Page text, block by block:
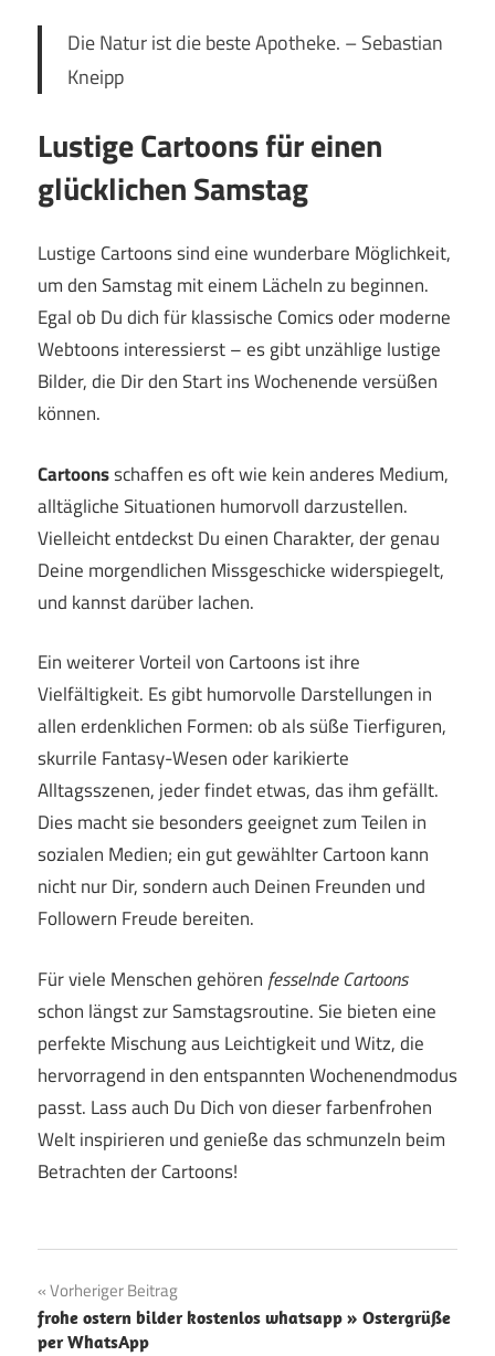
Die Natur ist die beste Apotheke. – Sebastian
Kneipp
Lustige Cartoons für einen
glücklichen Samstag
Lustige Cartoons sind eine wunderbare Möglichkeit,
um den Samstag mit einem Lächeln zu beginnen.
Egal ob Du dich für klassische Comics oder moderne
Webtoons interessierst – es gibt unzählige lustige
Bilder, die Dir den Start ins Wochenende versüßen
können.
Cartoonsschaffen es oft wie kein anderes Medium,
alltägliche Situationen humorvoll darzustellen.
Vielleicht entdeckst Du einen Charakter, der genau
Deine morgendlichen Missgeschicke widerspiegelt,
und kannst darüber lachen.
Ein weiterer Vorteil von Cartoons ist ihre
Vielfältigkeit. Es gibt humorvolle Darstellungen in
allen erdenklichen Formen: ob als süße Tierfiguren,
skurrile Fantasy-Wesen oder karikierte
Alltagsszenen, jeder findet etwas, das ihm gefällt.
Dies macht sie besonders geeignet zum Teilen in
sozialen Medien; ein gut gewählter Cartoon kann
nicht nur Dir, sondern auch Deinen Freunden und
Followern Freude bereiten.
Für viele Menschen gehören fesselnde Cartoons
schon längst zur Samstagsroutine. Sie bieten eine
perfekte Mischung aus Leichtigkeit und Witz, die
hervorragend in den entspannten Wochenendmodus
passt. Lass auch Du Dich von dieser farbenfrohen
Welt inspirieren und genieße das schmunzeln beim
Betrachten der Cartoons!
Beitragsnavigation
Vorheriger Beitrag
frohe ostern bilder kostenlos whatsapp » Ostergrüße
per WhatsApp